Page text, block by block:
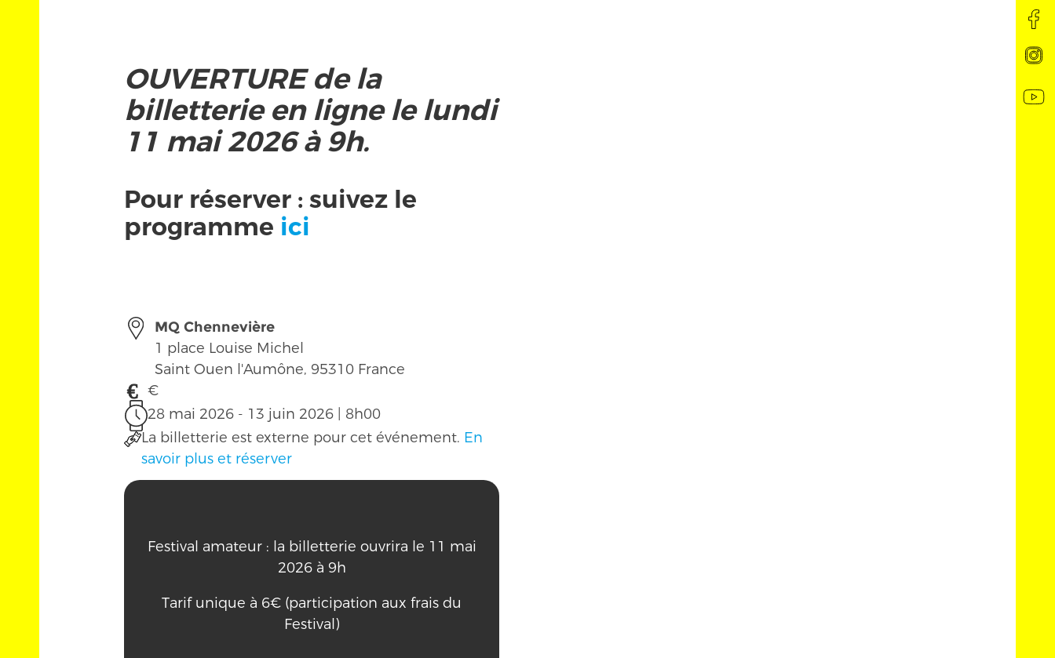
OUVERTURE de la
billetterie en ligne le lundi
11 mai 2026 à 9h.
Pour réserver : suivez le
programme ici
MQ Chennevière
1 place Louise Michel
Saint Ouen l'Aumône, 95310 France
€
28 mai 2026 - 13 juin 2026 | 8h00
La billetterie est externe pour cet événement. En
savoir plus et réserver
Festival amateur : la billetterie ouvrira le 11 mai
2026 à 9h
Tarif unique à 6€ (participation aux frais du
Festival)